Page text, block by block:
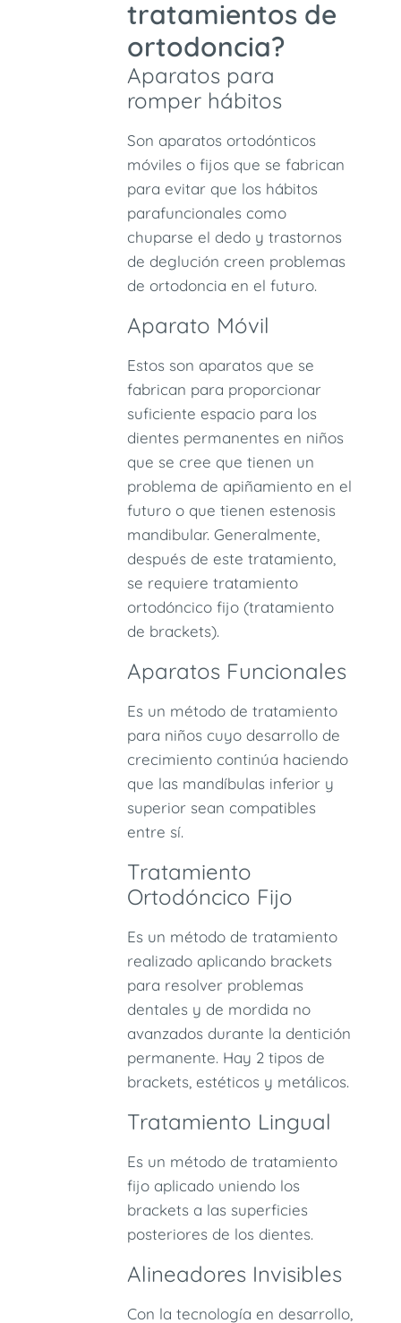
tratamientos de
ortodoncia?
Aparatos para
romper hábitos
Son aparatos ortodónticos
móviles o fijos que se fabrican
para evitar que los hábitos
parafuncionales como
chuparse el dedo y trastornos
de deglución creen problemas
de ortodoncia en el futuro.
Aparato Móvil
Estos son aparatos que se
fabrican para proporcionar
suficiente espacio para los
dientes permanentes en niños
que se cree que tienen un
problema de apiñamiento en el
futuro o que tienen estenosis
mandibular. Generalmente,
después de este tratamiento,
se requiere tratamiento
ortodóncico fijo (tratamiento
de brackets).
Aparatos Funcionales
Es un método de tratamiento
para niños cuyo desarrollo de
crecimiento continúa haciendo
que las mandíbulas inferior y
superior sean compatibles
entre sí.
Tratamiento
Ortodóncico Fijo
Es un método de tratamiento
realizado aplicando brackets
para resolver problemas
dentales y de mordida no
avanzados durante la dentición
permanente. Hay 2 tipos de
brackets, estéticos y metálicos.
Tratamiento Lingual
Es un método de tratamiento
fijo aplicado uniendo los
brackets a las superficies
posteriores de los dientes.
Alineadores Invisibles
Con la tecnología en desarrollo,